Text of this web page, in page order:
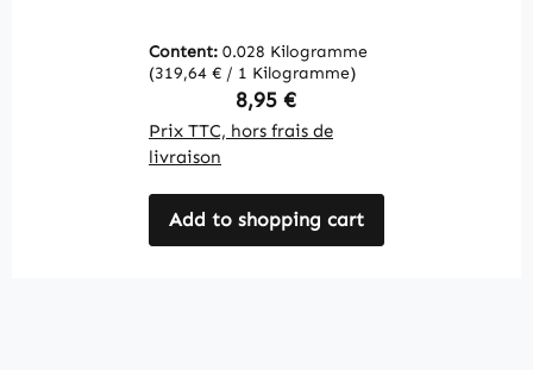
Content: 0.028 Kilogramme
(319,64 € / 1 Kilogramme)
Regular price:
8,95 €
Prix TTC, hors frais de
livraison
Add to shopping cart